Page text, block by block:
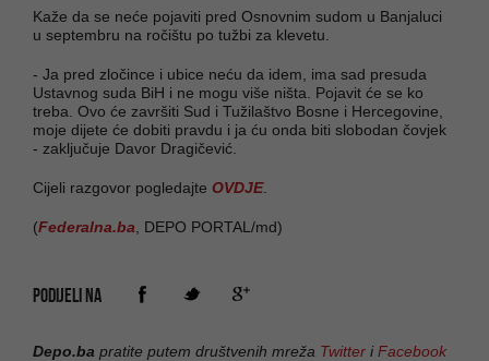
Kaže da se neće pojaviti pred Osnovnim sudom u Banjaluci
u septembru na ročištu po tužbi za klevetu.
- Ja pred zločince i ubice neću da idem, ima sad presuda
Ustavnog suda BiH i ne mogu više ništa. Pojavit će se ko
treba. Ovo će završiti Sud i Tužilaštvo Bosne i Hercegovine,
moje dijete će dobiti pravdu i ja ću onda biti slobodan čovjek
- zaključuje Davor Dragičević.
Cijeli razgovor pogledajte OVDJE.
(Federalna.ba , DEPO PORTAL/md)
PODIJELI NA
Depo.ba pratite putem društvenih mreža Twitter iFacebook